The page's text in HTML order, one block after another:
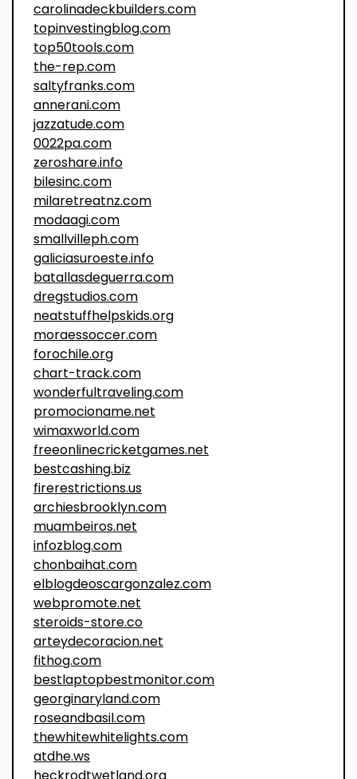
carolinadeckbuilders.com
topinvestingblog.com
top50tools.com
the-rep.com
saltyfranks.com
annerani.com
jazzatude.com
0022pa.com
zeroshare.info
bilesinc.com
milaretreatnz.com
modaagi.com
smallvilleph.com
galiciasuroeste.info
batallasdeguerra.com
dregstudios.com
neatstuffhelpskids.org
moraessoccer.com
forochile.org
chart-track.com
wonderfultraveling.com
promocioname.net
wimaxworld.com
freeonlinecricketgames.net
bestcashing.biz
firerestrictions.us
archiesbrooklyn.com
muambeiros.net
infozblog.com
chonbaihat.com
elblogdeoscargonzalez.com
webpromote.net
steroids-store.co
arteydecoracion.net
fithog.com
bestlaptopbestmonitor.com
georginaryland.com
roseandbasil.com
thewhitewhitelights.com
atdhe.ws